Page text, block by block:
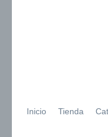
Inicio Tienda